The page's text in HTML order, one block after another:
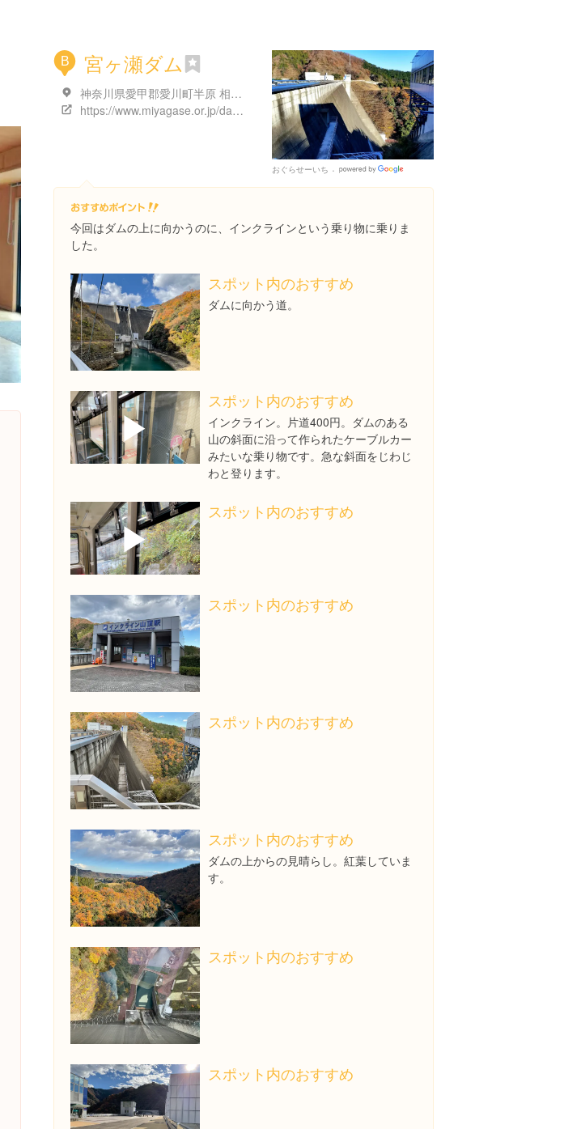
B 宮ヶ瀬ダム
神奈川県愛甲郡愛川町半原 相模原市緑区青山字南山２１４５ー５０
https://www.miyagase.or.jp/dam/index.html
おぐらせーいち
Places
今回はダムの上に向かうのに、インクラインという乗り物に乗りま
した。
スポット内のおすすめ
ダムに向かう道。
▶
スポット内のおすすめ
インクライン。片道400円。ダムのある
山の斜面に沿って作られたケーブルカー
みたいな乗り物です。急な斜面をじわじ
わと登ります。
▶
スポット内のおすすめ
スポット内のおすすめ
スポット内のおすすめ
スポット内のおすすめ
ダムの上からの見晴らし。紅葉していま
す。
スポット内のおすすめ
スポット内のおすすめ